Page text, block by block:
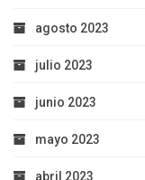
agosto 2023
julio 2023
junio 2023
mayo 2023
abril 2023